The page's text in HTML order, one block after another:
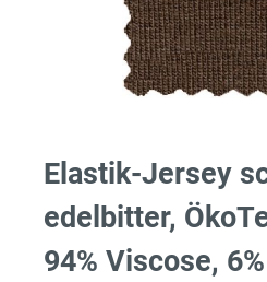
Elastik-Jersey
edelbitter,
94% Viscose,